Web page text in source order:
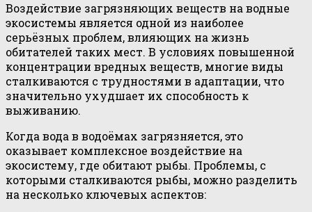
Воздействие загрязняющих веществ на водные
экосистемы является одной из наиболее
серьёзных проблем, влияющих на жизнь
обитателей таких мест. В условиях повышенной
концентрации вредных веществ, многие виды
сталкиваются с трудностями в адаптации, что
значительно ухудшает их способность к
выживанию.
Когда вода в водоёмах загрязняется, это
оказывает комплексное воздействие на
экосистему, где обитают рыбы. Проблемы, с
которыми сталкиваются рыбы, можно разделить
на несколько ключевых аспектов: